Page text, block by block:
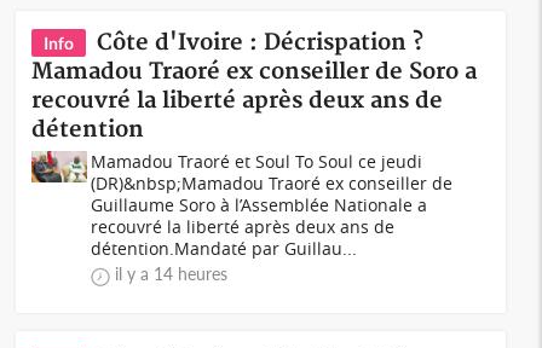
Info
Côte d'Ivoire : Décrispation ?
Mamadou Traoré ex conseiller de Soro a
recouvré la liberté après deux ans de
détention
Mamadou Traoré et Soul To Soul ce jeudi
(DR)&nbsp;Mamadou Traoré ex conseiller de
Guillaume Soro à l’Assemblée Nationale a
recouvré la liberté après deux ans de
détention.Mandaté par Guillau...
il y a 14 heures